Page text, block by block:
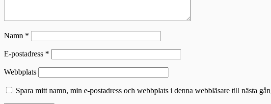
Namn *
E-postadress *
Webbplats
Spara mitt namn, min e-postadress och webbplats i denna webbläsare till nästa